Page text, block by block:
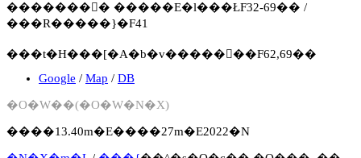
�������񍐏� �����E�l���ŁF32-69�� /
���R�����}�F41
���t�H���[�A�b�v�����񍐏��F62,69��
Google / Map / DB
�O�W��(�O�W�N�X)
����13.40m�E����27m�E2022�N